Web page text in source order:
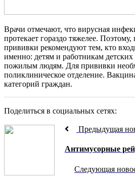
Врачи отмечают, что вирусная
протекает гораздо тяжелее.
прививки рекомендуют тем, кто
именно: детям и работникам
пожилым людям. Для прививки
поликлиническое отделение.
категорий граждан.
Поделиться в социальных сетях:
Предыдущая
Антимусорные
Следующая